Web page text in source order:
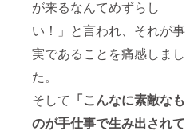
が来るなんてめずらし
い！」と言われ、それが事
実であることを痛感しまし
た。
そして 「こんなに素敵なも
のが手仕事で生み出されて